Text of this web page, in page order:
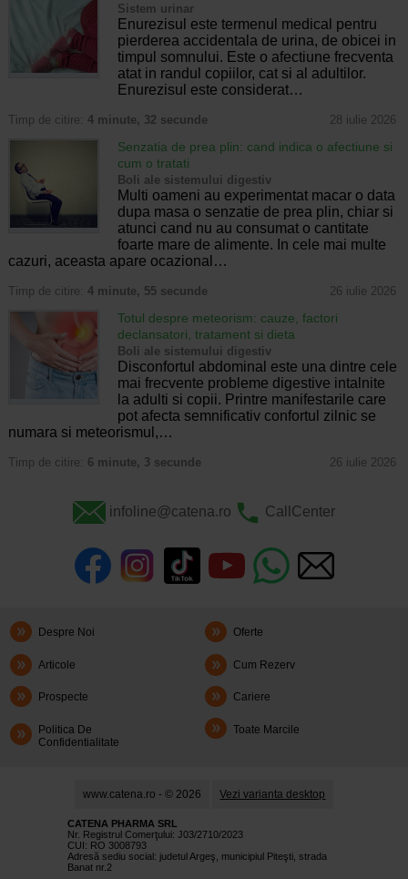
Sistem urinar
Enurezisul este termenul medical pentru
pierderea accidentala de urina, de obicei in
timpul somnului. Este o afectiune frecventa
atat in randul copiilor, cat si al adultilor.
Enurezisul este considerat…
Timp de citire: 4 minute, 32 secunde 28 iulie 2026
Senzatia de prea plin: cand indica o afectiune si
cum o tratati
Boli ale sistemului digestiv
Multi oameni au experimentat macar o data
dupa masa o senzatie de prea plin, chiar si
atunci cand nu au consumat o cantitate
foarte mare de alimente. In cele mai multe
cazuri, aceasta apare ocazional…
Timp de citire: 4 minute, 55 secunde 26 iulie 2026
Totul despre meteorism: cauze, factori
declansatori, tratament si dieta
Boli ale sistemului digestiv
Disconfortul abdominal este una dintre cele
mai frecvente probleme digestive intalnite
la adulti si copii. Printre manifestarile care
pot afecta semnificativ confortul zilnic se
numara si meteorismul,…
Timp de citire: 6 minute, 3 secunde 26 iulie 2026
infoline@catena.ro CallCenter
Despre Noi Oferte
Articole Cum Rezerv
Prospecte Cariere
Politica De
Confidentialitate
Toate Marcile
www.catena.ro - © 2026 Vezi varianta desktop
CATENA PHARMA SRL
Nr. Registrul Comerţului: J03/2710/2023
CUI: RO 3008793
Adresă sediu social: judetul Argeş, municipiul Piteşti, strada
Banat nr.2